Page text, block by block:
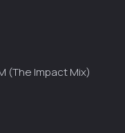
(The Impact Mix)